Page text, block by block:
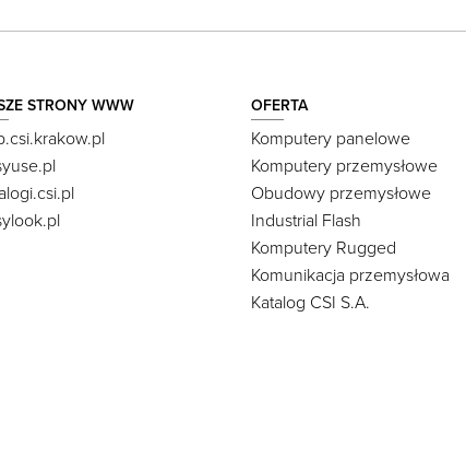
STRONY WWW OFERTA
Komputery panelowe
Komputery przemysłowe
Obudowy przemysłowe
Industrial Flash
Komputery Rugged
Komunikacja przemysłowa
Katalog CSI S.A.